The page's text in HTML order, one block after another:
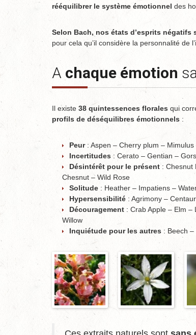
rééquilibrer le système émotionnel des
Selon Bach, nos états d’esprits négatifs
pour cela qu’il considère la personnalité de
A chaque émotion
Il existe 38 quintessences florales qui
profils de déséquilibres émotionnels :
Peur: Aspen – Cherry plum –
Incertitudes : Cerato – Gentian –
Désintérêt pour le présent : Chesnut
Chesnut – Wild Rose
Solitude : Heather – Impatiens –
Hypersensibilité : Agrimony –
Découragement : Crab Apple – Elm
Willow
Inquiétude pour les autres : Beech